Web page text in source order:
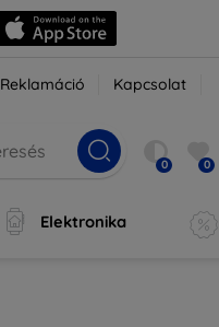
Reklamáció Kapcsolat
0 0
Elektronika